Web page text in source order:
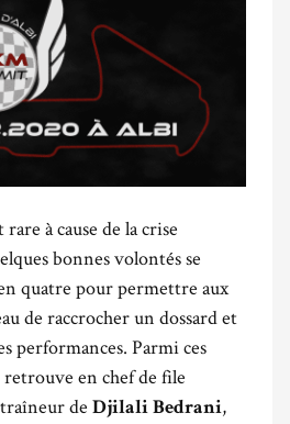
à cause de la crise
bonnes volontés se
quatre pour permettre aux
de raccrocher un dossard et
performances. Parmi ces
en chef de file
de Djilali Bedrani,